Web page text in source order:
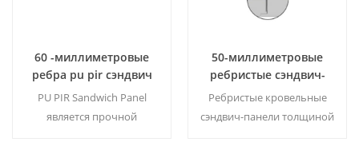
60 -миллиметровые
ребра pu pir сэндвич
-панели для зданий
PU PIR Sandwich Panel
является прочной
50-миллиметровые
ребристые сэндвич-
панели для кровли,
Ребристые кровельные
сэндвич-панели толщиной